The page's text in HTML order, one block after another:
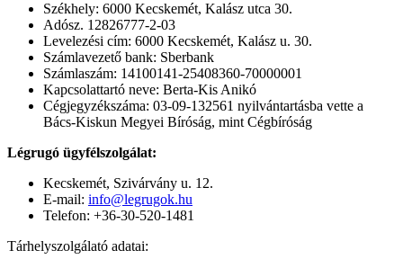
Székhely: 6000 Kecskemét, Kalász utca 30.
Adósz. 12826777-2-03
Levelezési cím: 6000 Kecskemét, Kalász u. 30.
Számlavezető bank: Sberbank
Számlaszám: 14100141-25408360-70000001
Kapcsolattartó neve: Berta-Kis Anikó
Cégjegyzékszáma: 03-09-132561 nyilvántartásba vette a
Bács-Kiskun Megyei Bíróság, mint Cégbíróság
Légrugó ügyfélszolgálat:
Kecskemét, Szivárvány u. 12.
E-mail: info@legrugok.hu
Telefon: +36-30-520-1481
Tárhelyszolgálató adatai: